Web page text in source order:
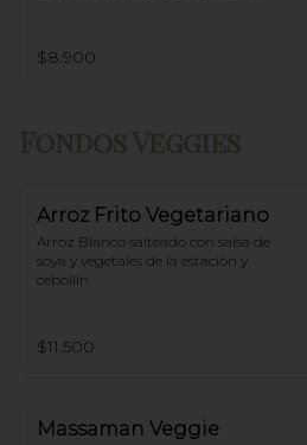
$8.900
Arroz Frito Vegetariano
Arroz Blanco salteado con salsa de
soya y vegetales de la estación y
cebollín.
$11.500
Massaman Veggie